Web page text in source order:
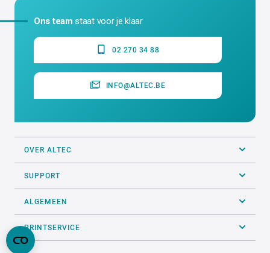
Ons team staat voor je klaar
02 270 34 88
INFO@ALTEC.BE
OVER ALTEC
SUPPORT
ALGEMEEN
PRINTSERVICE